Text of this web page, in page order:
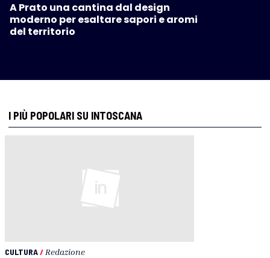
A Prato una cantina dal design
moderno per esaltare sapori e aromi
del territorio
I PIÙ POPOLARI SU INTOSCANA
CULTURA/ Redazione